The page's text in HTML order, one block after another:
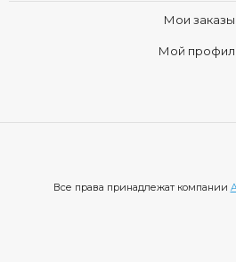
Мои заказы
Мой
Все права принадлежат компании